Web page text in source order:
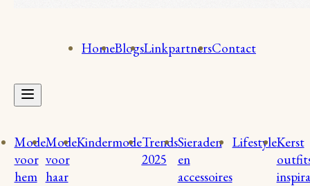
HomeBlogsLinkpartnersContact
Mode
voor
hem
Mode
voor
haar
KindermodeTrends
2025
Sieraden
en
accessoires
LifestyleKerst